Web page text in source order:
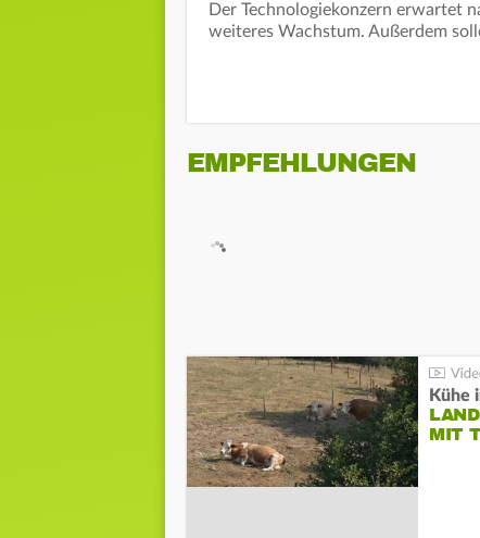
Der Technologiekonzern erwartet
weiteres Wachstum. Außerdem
EMPFEHLUNGEN
Kühe
MIT